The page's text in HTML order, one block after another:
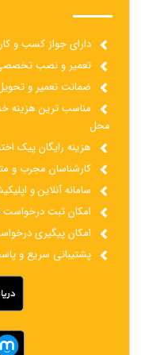
دارای جواز کسب و
تعمیر و نصب تخصصی
ضمانت تعمیر و
مناسب ترین هزینه
محل
هزینه رایگان پیک
کارشناسان مجرب و
سامانه آنلاین و
امکان ثبت
امکان پیگیری
پشتیبانی سریع و